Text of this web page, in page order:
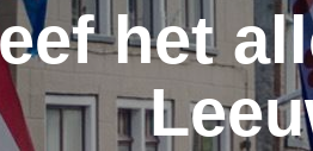
het